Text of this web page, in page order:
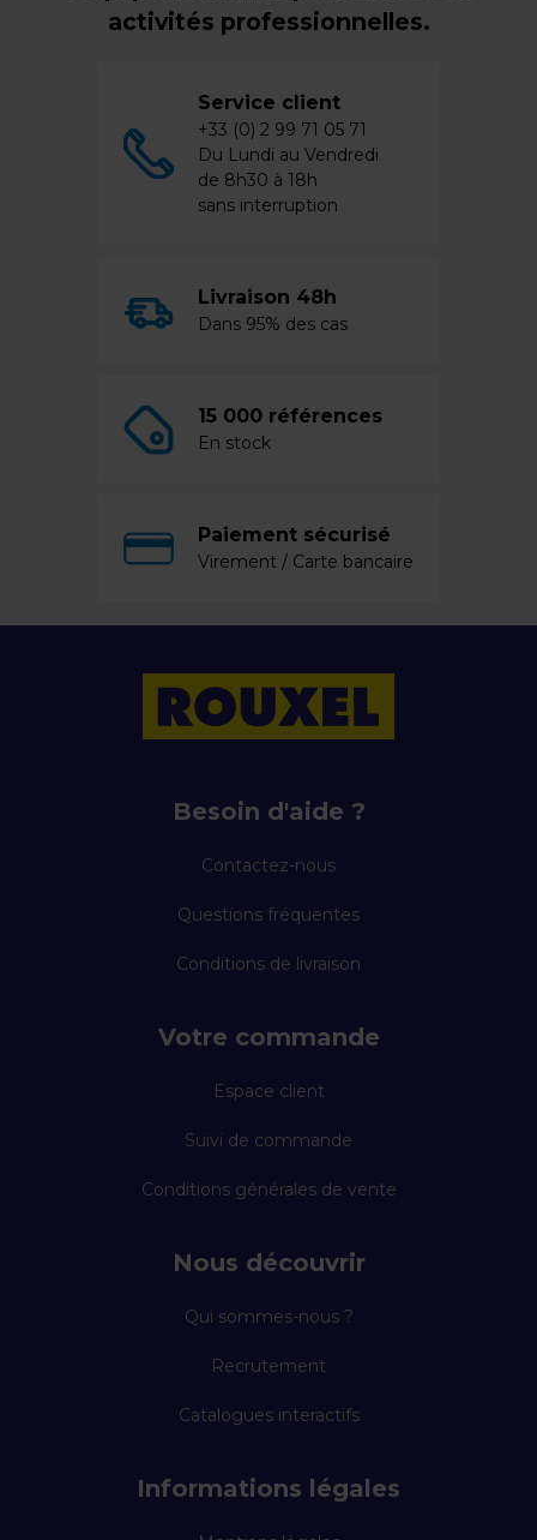
activités professionnelles.
Service client
+33 (0) 2 99 71 05 71
Du Lundi au Vendredi
de 8h30 à 18h
sans interruption
Livraison 48h
Dans 95% des cas
15 000 références
En stock
Paiement sécurisé
Virement / Carte bancaire
Besoin d'aide ?
Contactez-nous
Questions fréquentes
Conditions de livraison
Votre commande
Espace client
Suivi de commande
Conditions générales de vente
Nous découvrir
Qui sommes-nous ?
Recrutement
Catalogues interactifs
Informations légales